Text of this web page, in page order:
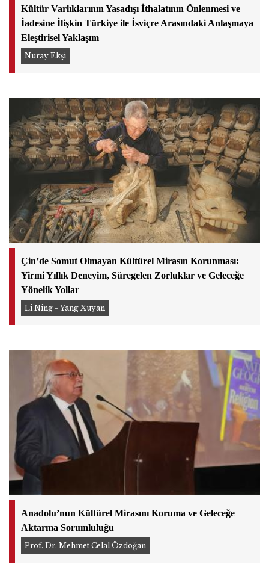
Kültür Varlıklarının Yasadışı İthalatının Önlenmesi ve
İadesine İlişkin Türkiye ile İsviçre Arasındaki Anlaşmaya
Eleştirisel Yaklaşım
Nuray Ekşi
Çin’de Somut Olmayan Kültürel Mirasın Korunması:
Yirmi Yıllık Deneyim, Süregelen Zorluklar ve Geleceğe
Yönelik Yollar
Li Ning - Yang Xuyan
Anadolu’nun Kültürel Mirasını Koruma ve Geleceğe
Aktarma Sorumluluğu
Prof. Dr. Mehmet Celal Özdoğan